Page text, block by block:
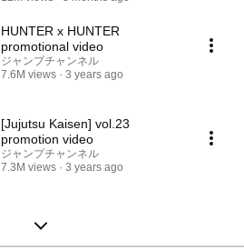
HUNTER x HUNTER
promotional video
ジャンプチャンネル
7.6M views
3 years ago
[Jujutsu Kaisen] vol.23
promotion video
ジャンプチャンネル
7.3M views
3 years ago